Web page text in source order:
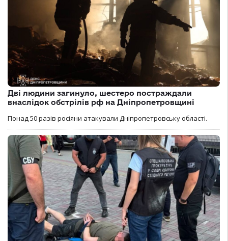
Дві людини загинуло, шестеро постраждали
внаслідок обстрілів рф на Дніпропетровщині
Понад 50 разів росіяни атакували Дніпропетровську області.